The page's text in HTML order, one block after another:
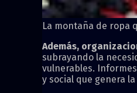
La montaña de ropa
Además,
subrayando la
vulnerables.
y social que genera